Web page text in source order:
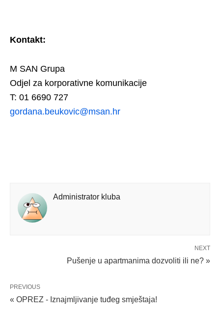
Kontakt:
M SAN Grupa
Odjel za korporativne komunikacije
T: 01 6690 727
gordana.beukovic@msan.hr
Administrator kluba
NEXT
Pušenje u apartmanima dozvoliti ili ne? »
PREVIOUS
« OPREZ - Iznajmljivanje tuđeg smještaja!